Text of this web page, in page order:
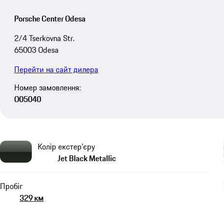
Porsche Center Odesa
2/4 Tserkovna Str.
65003 Odesa
Перейти на сайт дилера
Номер замовлення:
O05040
Колір екстер'єру
Jet Black Metallic
Пробіг
329 км